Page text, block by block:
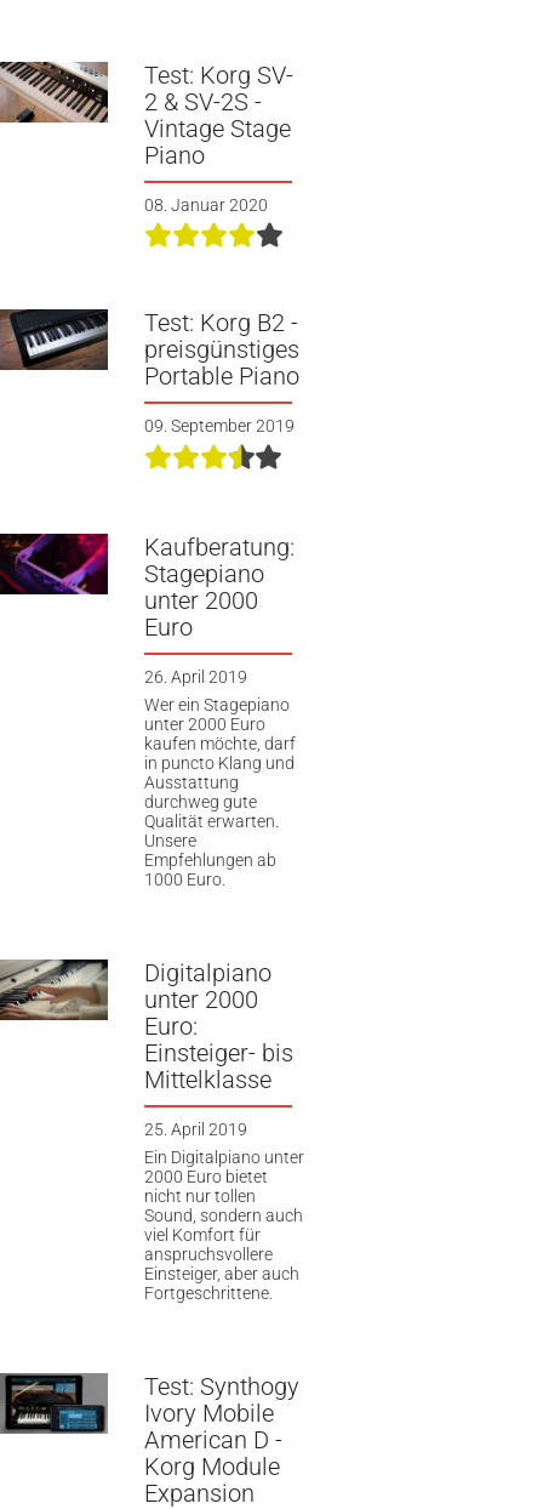
Test: Korg SV-
2 & SV-2S -
Vintage Stage
Piano
08. Januar 2020
Test: Korg B2 -
preisgünstiges
Portable Piano
09. September 2019
Kaufberatung:
Stagepiano
unter 2000
Euro
26. April 2019
Wer ein Stagepiano
unter 2000 Euro
kaufen möchte, darf
in puncto Klang und
Ausstattung
durchweg gute
Qualität erwarten.
Unsere
Empfehlungen ab
1000 Euro.
Digitalpiano
unter 2000
Euro:
Einsteiger- bis
Mittelklasse
25. April 2019
Ein Digitalpiano unter
2000 Euro bietet
nicht nur tollen
Sound, sondern auch
viel Komfort für
anspruchsvollere
Einsteiger, aber auch
Fortgeschrittene.
Test: Synthogy
Ivory Mobile
American D -
Korg Module
Expansion